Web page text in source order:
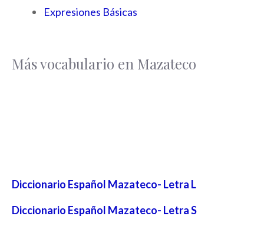
Expresiones Básicas
Más vocabulario en Mazateco
Diccionario Español Mazateco- Letra L
Diccionario Español Mazateco- Letra S